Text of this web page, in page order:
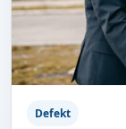
Defekt